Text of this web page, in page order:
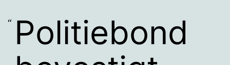
Politiebond